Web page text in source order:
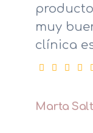
muy
clínica
Marta